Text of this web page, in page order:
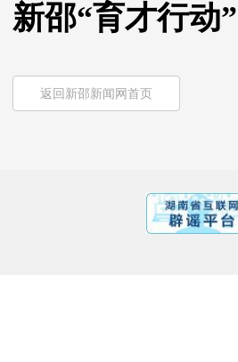
新邵“育才行动
返回新邵新闻网首页